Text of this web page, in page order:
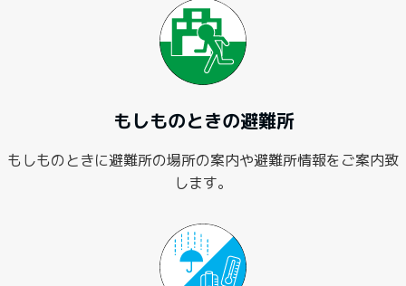
もしものときの避難所
もしものときに避難所の場所の案内や避難所情報をご案内致
します。